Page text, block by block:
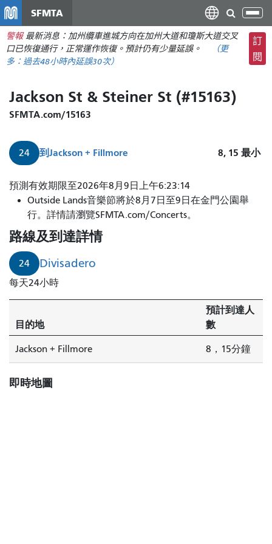
主
要
SFMTA
切
換
導
航
警報 最新消息：加州纜車進城方向在加州大道和瓊斯大道交叉
口已恢復通行，正常運作恢復。預計仍有少量延誤。
（更
多： 過去48小時內延誤30次）
訂
閱
Jackson St & Steiner St (#15163)
SFMTA.com/15163
24 到Jackson + Fillmore 8, 15 最小
預測有效期限至2026年8月9日上午6:23:14
Outside Lands音樂節將於8月7日至9日在金門公園舉
行。詳情請瀏覽SFMTA.com/Concerts。
路線及到達詳情
24 Divisadero
每天24小時
目的地
預計到達人
數
Jackson + Fillmore 8，15分鐘
即時地圖